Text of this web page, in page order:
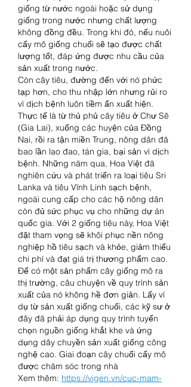
giống từ nước ngoài hoặc sử dụng
giống trong nước nhưng chất lượng
không đồng đều. Trong khi đó, nếu nuôi
cấy mô giống chuối sẽ tạo được chất
lượng tốt, đáp ứng được nhu cầu của
sản xuất trong nước.
Còn cây tiêu, đường đến với nó phức
tạp hơn, cho thu nhập lớn nhưng rủi ro
vì dịch bệnh luôn tiềm ẩn xuất hiện.
Thực tế là từ thủ phủ cây tiêu ở Chư Sê
(Gia Lai), xuống các huyện của Đồng
Nai, rồi ra tận miền Trung, nông dân đã
bao lần lao đao, tán gia, bại sản vì dịch
bệnh. Những năm qua, Hoa Việt đã
nghiên cứu và phát triển ra loại tiêu Sri
Lanka và tiêu Vĩnh Linh sạch bệnh,
ngoài cung cấp cho các hộ nông dân
còn đủ sức phục vụ cho những dự án
quốc gia. Với 2 giống tiêu này, Hoa Việt
đặt tham vọng sẽ khôi phục nền nông
nghiệp hồ tiêu sạch và khỏe, giảm thiểu
chi phí và đạt giá trị thương phẩm cao.
Để có một sản phẩm cây giống mô ra
thị trường, câu chuyện về quy trình sản
xuất của nó không hề đơn giản. Lấy ví
dụ từ sản xuất giống chuối, các kỹ sư ở
đây đã phải áp dụng quy trình tuyển
chọn nguồn giống khắt khe và ứng
dụng dây chuyền sản xuất giống công
nghệ cao. Giai đoạn cây chuối cấy mô
được chăm sóc trong nhà
Xem thêm: https://vigen.vn/cuc-mam-